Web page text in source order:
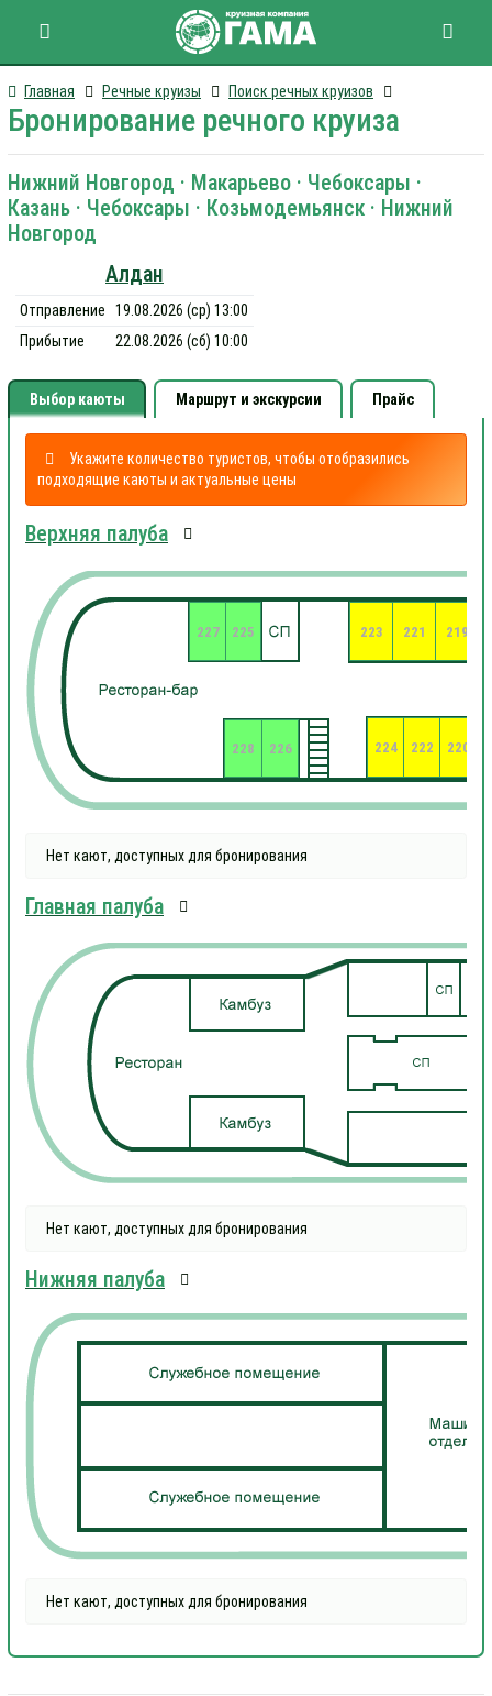
Главная Речные круизы Поиск речных круизов
Бронирование речного круиза
Нижний Новгород · Макарьево · Чебоксары ·
Казань · Чебоксары · Козьмодемьянск · Нижний
Новгород
Алдан
Отправление
19.08.2026 (ср) 13:00
Прибытие
22.08.2026 (сб) 10:00
Выбор каюты Маршрут и экскурсии Прайс
Укажите количество туристов, чтобы отобразились
подходящие каюты и актуальные цены
Верхняя палуба
219
220
221
222
223
224
225
226
227
228
Нет кают, доступных для бронирования
Главная палуба
Нет кают, доступных для бронирования
Нижняя палуба
Нет кают, доступных для бронирования